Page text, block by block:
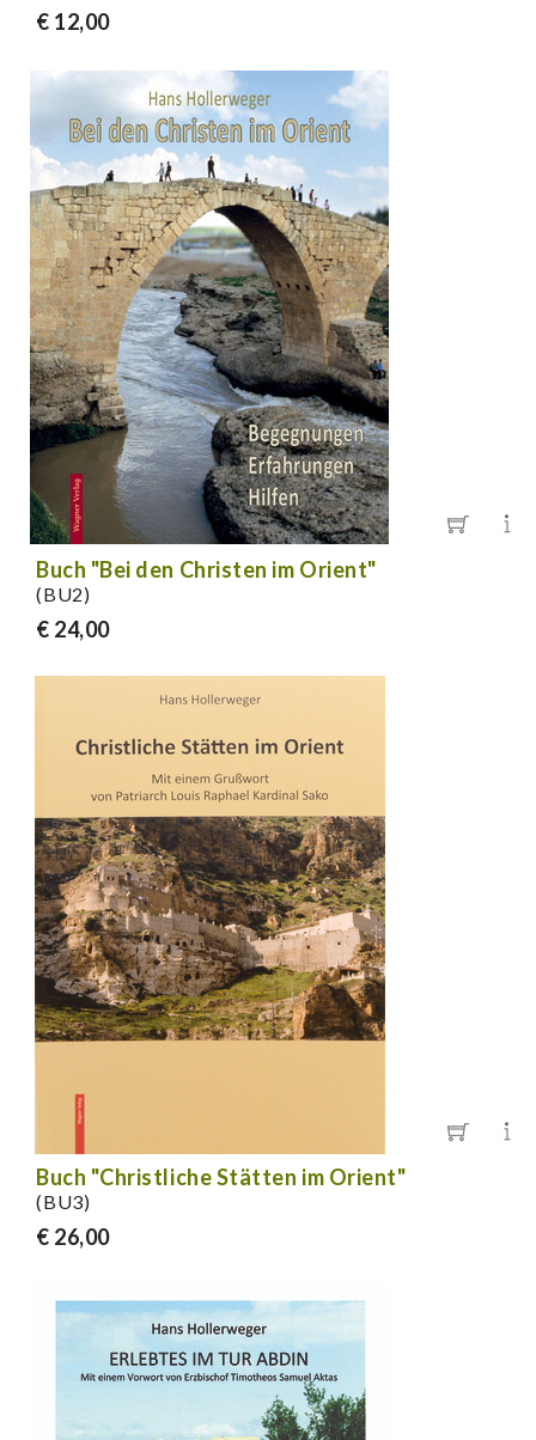
€ 12,00
Buch "Bei den Christen im Orient"
(BU2)
€ 24,00
Buch "Christliche Stätten im Orient"
(BU3)
€ 26,00